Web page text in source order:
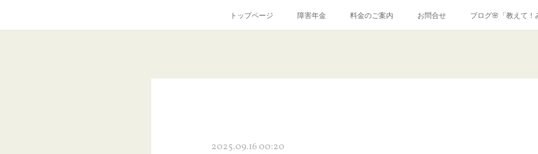
トップページ 障害年金 料金のご案内 お問合せ ブログ🌸「教えて！
2025.09.16 00:20